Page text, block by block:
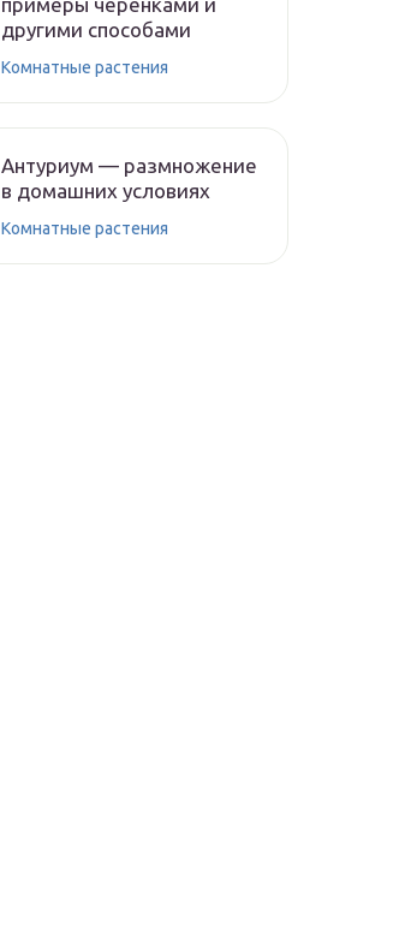
другими способами
Комнатные растения
Антуриум — размножение
в домашних условиях
Комнатные растения